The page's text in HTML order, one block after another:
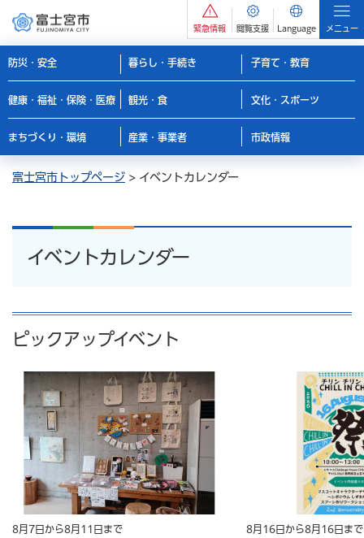
緊急情報 閲覧支援 Language メニュー
防災・安全 暮らし・手続き 子育て・教育
健康・福祉・保険・医療 観光・食 文化・スポーツ
まちづくり・環境 産業・事業者 市政情報
富士宮市トップページ > イベントカレンダー
イベントカレンダー
ピックアップイベント
8月7日から8月11日まで 8月16日から8月16日まで